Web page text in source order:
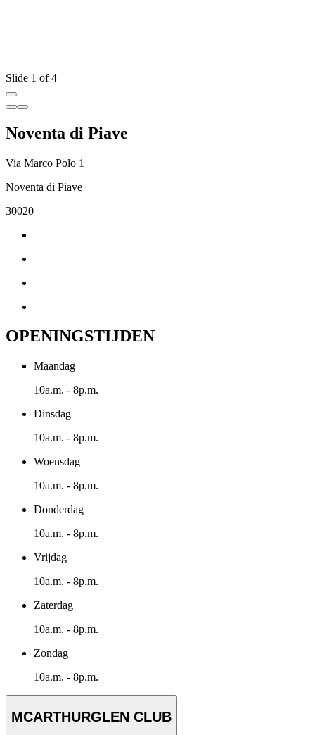
Slide 1 of 4
Noventa di Piave
Via Marco Polo 1
Noventa di Piave
30020
OPENINGSTIJDEN
Maandag
10a.m. - 8p.m.
Dinsdag
10a.m. - 8p.m.
Woensdag
10a.m. - 8p.m.
Donderdag
10a.m. - 8p.m.
Vrijdag
10a.m. - 8p.m.
Zaterdag
10a.m. - 8p.m.
Zondag
10a.m. - 8p.m.
MCARTHURGLEN CLUB